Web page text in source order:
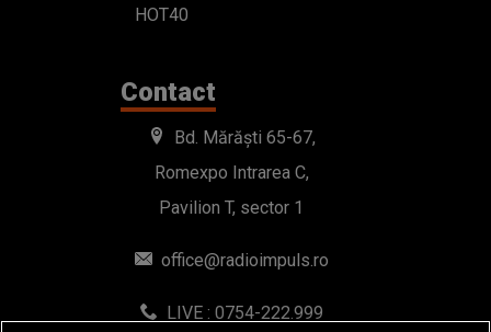
HOT40
Contact
Bd. Mărăști 65-67,
Romexpo Intrarea C,
Pavilion T, sector 1
office@radioimpuls.ro
LIVE : 0754-222.999